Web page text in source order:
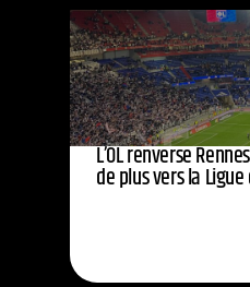
L’OL renverse
de plus vers la